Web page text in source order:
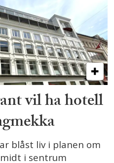
vil ha hotell
blåst liv i planen om
i sentrum